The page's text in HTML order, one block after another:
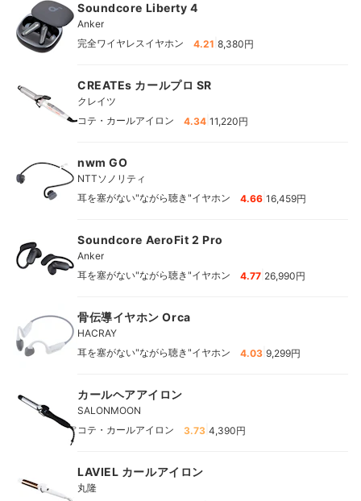
Soundcore Liberty 4
Anker
完全ワイヤレスイヤホン
4.21 8,380円
CREATEs カールプロ SR
クレイツ
コテ・カールアイロン
4.34 11,220円
nwm GO
NTTソノリティ
耳を塞がない"ながら聴き"イヤホン
4.66 16,459円
Soundcore AeroFit 2 Pro
Anker
耳を塞がない"ながら聴き"イヤホン
4.77 26,990円
骨伝導イヤホン Orca
HACRAY
耳を塞がない"ながら聴き"イヤホン
4.03 9,299円
カールヘアアイロン
SALONMOON
コテ・カールアイロン
3.73 4,390円
LAVIEL カールアイロン
丸隆